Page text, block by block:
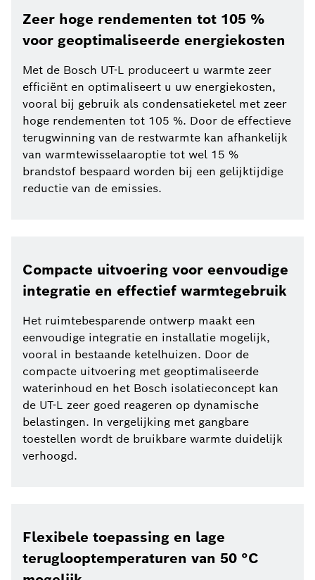
Zeer hoge rendementen tot 105 %
voor geoptimaliseerde energiekosten
Met de Bosch UT-L produceert u warmte zeer
efficiënt en optimaliseert u uw energiekosten,
vooral bij gebruik als condensatieketel met zeer
hoge rendementen tot 105 %. Door de effectieve
terugwinning van de restwarmte kan afhankelijk
van warmtewisselaaroptie tot wel 15 %
brandstof bespaard worden bij een gelijktijdige
reductie van de emissies.
Compacte uitvoering voor eenvoudige
integratie en effectief warmtegebruik
Het ruimtebesparende ontwerp maakt een
eenvoudige integratie en installatie mogelijk,
vooral in bestaande ketelhuizen. Door de
compacte uitvoering met geoptimaliseerde
waterinhoud en het Bosch isolatieconcept kan
de UT-L zeer goed reageren op dynamische
belastingen. In vergelijking met gangbare
toestellen wordt de bruikbare warmte duidelijk
verhoogd.
Flexibele toepassing en lage
teruglooptemperaturen van 50 °C